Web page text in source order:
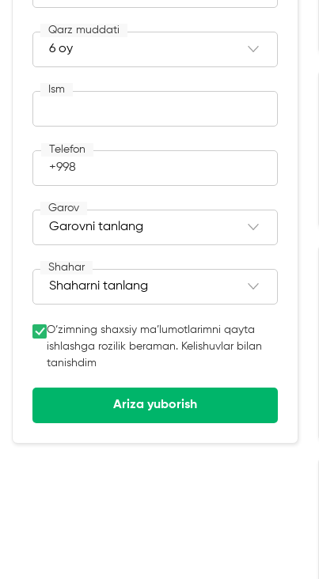
Qarz muddati
Ism
Telefon
+998
Garov
Shahar
O‘zimning shaxsiy ma’lumotlarimni qayta
ishlashga rozilik beraman. Kelishuvlar bilan
tanishdim
Ariza yuborish